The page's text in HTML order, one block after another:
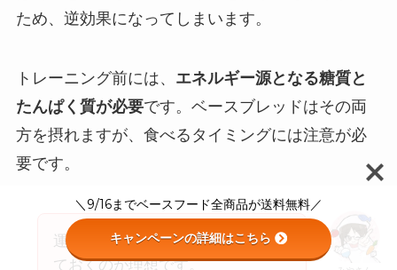
ため、逆効果になってしまいます。
トレーニング前には、 エネルギー源となる糖質と
たんぱく質が必要です。ベースブレッドはその両
方を摂れますが、食べるタイミングには注意が必
要です。
運動の1〜2時間前までに食べ終え
ておくのが理想です。
＼9/16までベースフード全商品が送料無料／
キャンペーンの詳細はこちら